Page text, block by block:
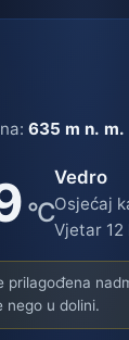
635 m n. m.
°C
Vedro
Osjećaj
Vjetar 12
prilagođena
nego u dolini.